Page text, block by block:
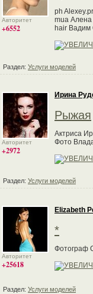
Авторитет
+6552
ph
mua
hair Вадим
Раздел: Услуги моделей
Авторитет
+2972
Ирина
Рыжая
Актриса
Фото
Раздел: Услуги моделей
Авторитет
+25618
Elizabeth
*
Фотограф
Раздел: Услуги моделей